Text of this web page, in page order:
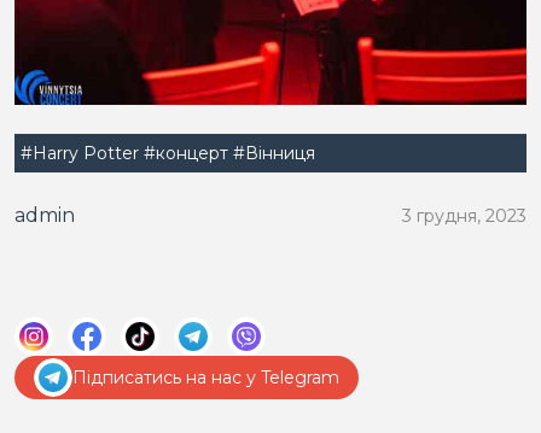
#Harry Potter #концерт #Вінниця
admin 3 грудня, 2023
Підписатись на нас у Telegram